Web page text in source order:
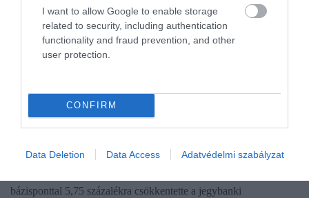
I want to allow Google to enable storage
related to security, including authentication
functionality and fraud prevention, and other
user protection.
CONFIRM
Data Deletion Data Access Adatvédelmi szabályzat
ALAPKAMAT
Itt az újabb kamatvágás, döntött a Monetáris
bázisponttal 5,75 százalékra csökkentette a jegybanki